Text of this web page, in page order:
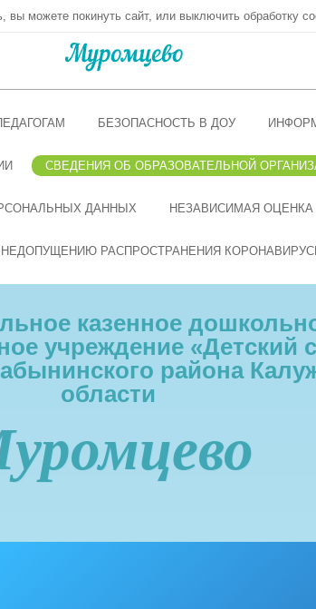
можете покинуть сайт, или выключить обработку
БЕЗОПАСНОСТЬ В ДОУ
СВЕДЕНИЯ ОБ ОБРАЗОВАТЕЛЬНОЙ
ДАННЫХ НЕЗАВИСИМАЯ ОЦЕНКА
РАСПРОСТРАНЕНИЯ
казенное
учреждение «Детский
района
области